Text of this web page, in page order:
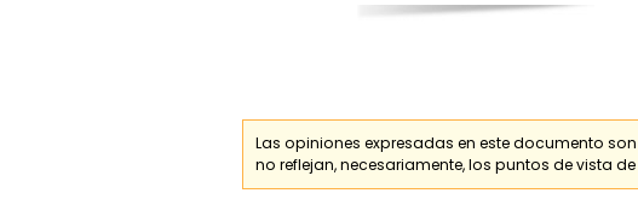
Las opiniones expresadas en este documento
no reflejan, necesariamente, los puntos de vista